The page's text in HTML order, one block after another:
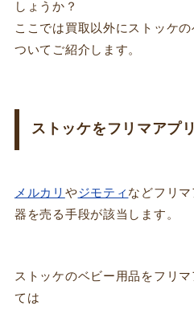
しょうか？
ここでは買取以外にストッケ
ついてご紹介します。
ストッケをフリマアプ
メルカリ やジモティ などフリ
器を売る手段が該当します。
ストッケのベビー用品をフリ
ては